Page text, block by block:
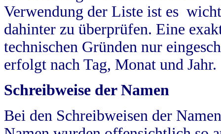
Verwendung der Liste ist es
dahinter zu überprüfen. Eine
technischen Gründen nur
erfolgt nach Tag, Monat und Jahr.
Schreibweise der Namen
Bei den Schreibweisen der